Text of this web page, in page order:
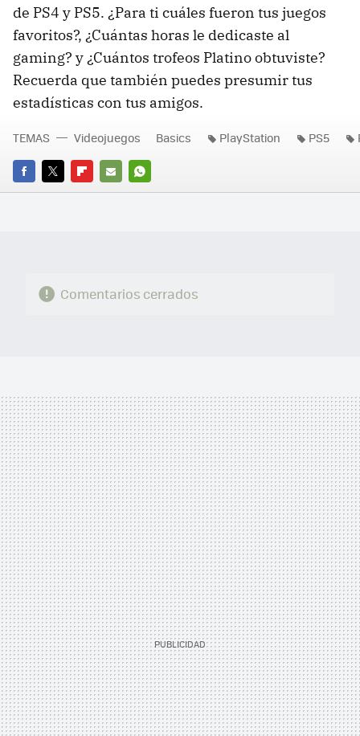
de PS4 y PS5. ¿Para ti cuáles fueron tus juegos
favoritos?, ¿Cuántas horas le dedicaste al
gaming? y ¿Cuántos trofeos Platino obtuviste?
Recuerda que también puedes presumir tus
estadísticas con tus amigos.
FACEBOOK
TWITTERFLIPBOARD
E-
WHATSAPP
TEMAS Videojuegos Basics PlayStation PS5
Comentarios cerrados